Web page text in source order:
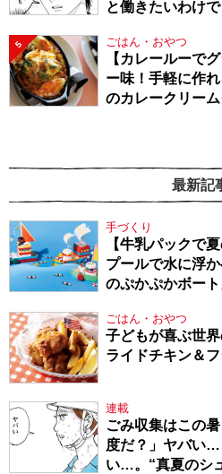
と働きたいわけ
5 ごはん・おやつ
【カレールーで
ー味！手軽に作
のカレークリー
最新記
手づくり
【牛乳パックで
プールで水に浮
のぷかぷかボート
ごはん・おやつ
子どもが喜ぶ世
ライドチキン＆
連載
ごみ収集はこの
度だ？」ヤバい
い…。“真夏のシ